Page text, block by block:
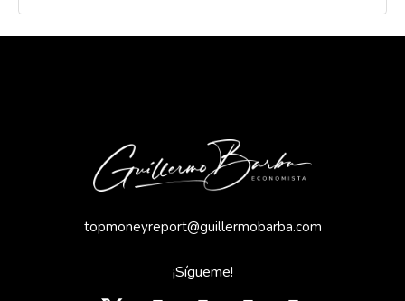
topmoneyreport@guillermobarba.com
¡Sígueme!